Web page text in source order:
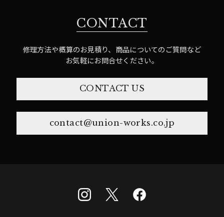
CONTACT
修理方法や概算のお見積り、商品についてのご質問など
お気軽にお問合せください。
CONTACT US
contact@union-works.co.jp